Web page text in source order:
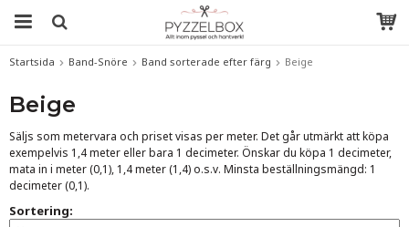
Startsida Band-Snöre Band sorterade efter färg Beige
Beige
Säljs som metervara och priset visas per meter. Det går utmärkt att köpa
exempelvis 1,4 meter eller bara 1 decimeter. Önskar du köpa 1 decimeter,
mata in i meter (0,1), 1,4 meter (1,4) o.s.v. Minsta beställningsmängd: 1
decimeter (0,1).
Sortering: